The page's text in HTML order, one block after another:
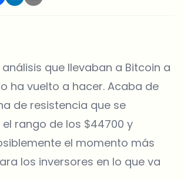
que llevaban a Bitcoin a
ha vuelto a hacer. Acaba de
de resistencia que se
rango de los $44700 y
el momento más
los inversores en lo que va